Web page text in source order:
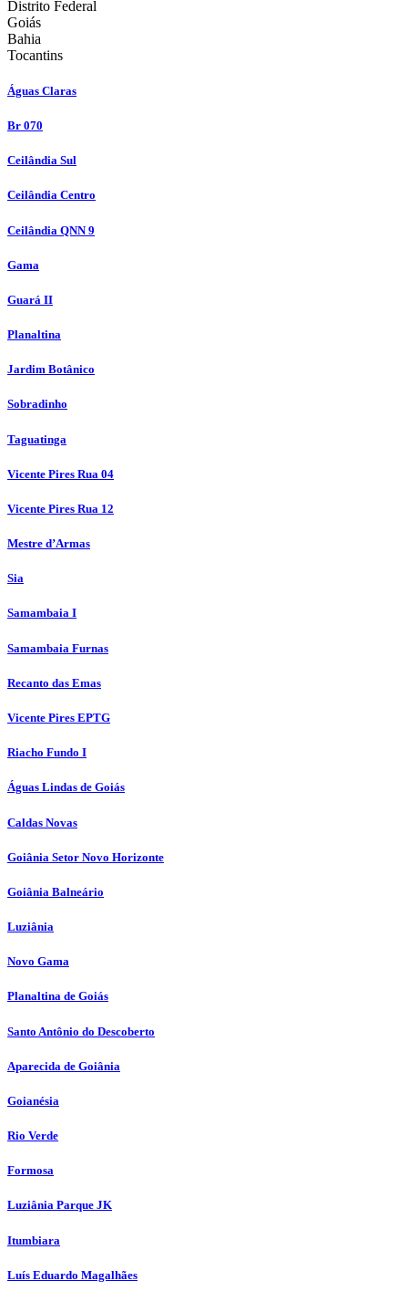
Distrito Federal
Goiás
Bahia
Tocantins
Águas Claras
Br 070
Ceilândia Sul
Ceilândia Centro
Ceilândia QNN 9
Gama
Guará II
Planaltina
Jardim Botânico
Sobradinho
Taguatinga
Vicente Pires Rua 04
Vicente Pires Rua 12
Mestre d’Armas
Sia
Samambaia I
Samambaia Furnas
Recanto das Emas
Vicente Pires EPTG
Riacho Fundo I
Águas Lindas de Goiás
Caldas Novas
Goiânia Setor Novo Horizonte
Goiânia Balneário
Luziânia
Novo Gama
Planaltina de Goiás
Santo Antônio do Descoberto
Aparecida de Goiânia
Goianésia
Rio Verde
Formosa
Luziânia Parque JK
Itumbiara
Luís Eduardo Magalhães